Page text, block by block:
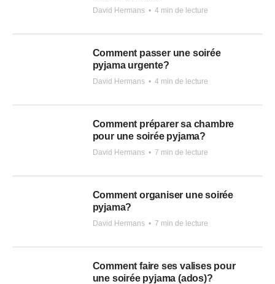
David Hermans • 4 min de lecture
Comment passer une soirée
pyjama urgente?
David Hermans • 4 min de lecture
Comment préparer sa chambre
pour une soirée pyjama?
David Hermans • 7 min de lecture
Comment organiser une soirée
pyjama?
David Hermans • 7 min de lecture
Comment faire ses valises pour
une soirée pyjama (ados)?